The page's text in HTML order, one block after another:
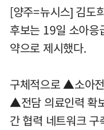
[양주=뉴시스] 김도
후보는 19일 소아응
약으로 제시했다.
구체적으로 ▲소아
▲전담 의료인력 확
간 협력 네트워크 구